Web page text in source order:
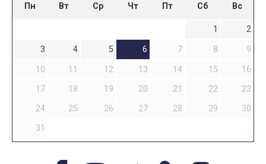
Пн Вт Ср Чт Пт Сб Вс
1
2
3
4 5 6 7 8
9
10
11 12 13 14 15
16
17
18 19 20 21 22
23
24
25 26 27 28 29
30
31